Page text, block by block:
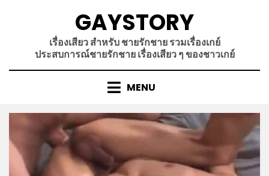
GAYSTORY
เรื่องเสียว สำหรับ ชายรักชาย รวมเรื่องเกย์
ประสบการณ์ชายรักชาย เรื่องเสียว ๆ ของชาวเกย์
MENU